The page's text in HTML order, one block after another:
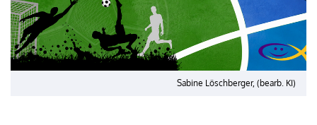
Sabine Löschberger, (bearb. KI)